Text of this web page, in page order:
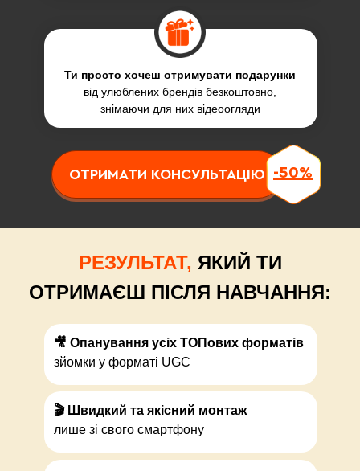
Ти просто хочеш отримувати подарунки
від улюблених брендів безкоштовно,
знімаючи для них відеоогляди
ОТРИМАТИ КОНСУЛЬТАЦІЮ -50%
РЕЗУЛЬТАТ, ЯКИЙ ТИ
ОТРИМАЄШ ПІСЛЯ НАВЧАННЯ:
🎥 Опанування усіх ТОПових форматів
зйомки у форматі UGC
🎬 Швидкий та якісний монтаж
лише зі свого смартфону